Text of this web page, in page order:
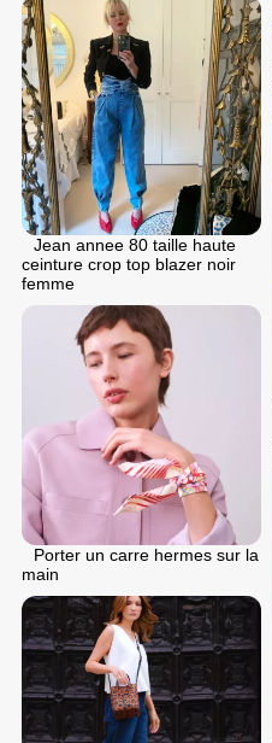
Jean annee 80 taille haute
ceinture crop top blazer noir
femme
Porter un carre hermes sur la
main